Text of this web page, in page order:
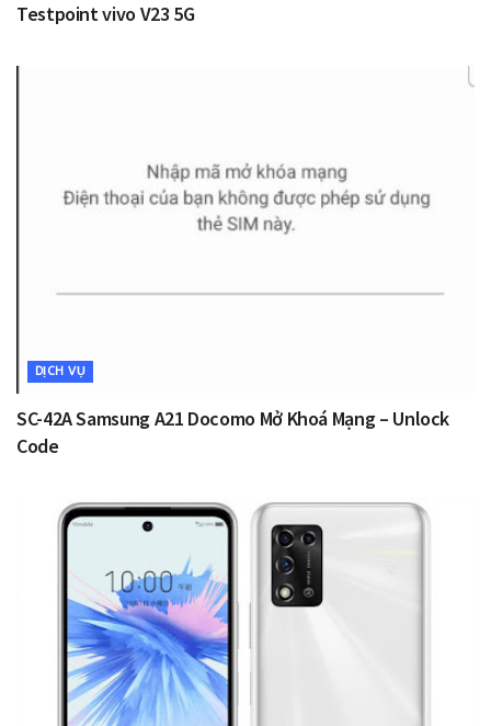
Testpoint vivo V23 5G
DỊCH VỤ
SC-42A Samsung A21 Docomo Mở Khoá Mạng – Unlock
Code